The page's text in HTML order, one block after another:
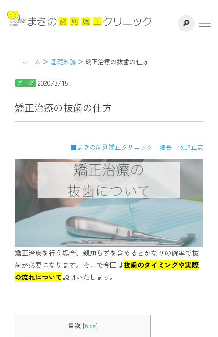
千葉県八千
医院紹介
ドクター紹介
矯正治療方法
治療の流れ
よくある質問
リスク・副作用
アクセス
通院中の方はこちら
サイト内検索
ホーム 基礎知識 矯正治療の抜歯の仕方
ブログ 2020/3/15
矯正治療の抜歯の仕方
■まきの歯列矯正クリニック 院長 牧野正志
矯正治療を行う場合、親知らずを含めるとかなりの確率で抜
歯が必要になります。そこで今回は抜歯のタイミングや実際
の流れについて説明いたします。
目次 [hide]